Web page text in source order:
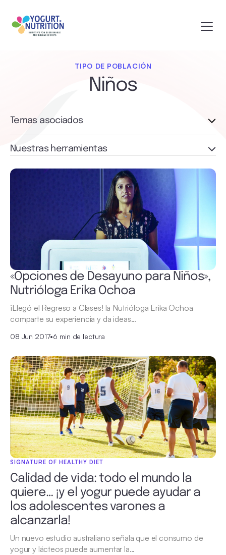
TIPO DE POBLACIÓN
Niños
«Opciones de Desayuno para Niños»,
Nutrióloga Erika Ochoa
¡Llegó el Regreso a Clases! la Nutrióloga Erika Ochoa
comparte su experiencia y da ideas…
08 Jun 2017•6 min de lectura
SIGNATURE OF HEALTHY DIET
Calidad de vida: todo el mundo la
quiere… ¡y el yogur puede ayudar a
los adolescentes varones a
alcanzarla!
Un nuevo estudio australiano señala que el consumo de
yogur y lácteos puede aumentar la…
Temas asociados
Nuestras herramientas